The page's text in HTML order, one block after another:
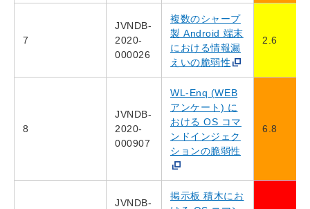
7
JVNDB-
2020-
000026
複数のシャープ
製 Android 端末
における情報漏
えいの脆弱性
2.6
8
JVNDB-
2020-
000907
WL-Enq (WEB
アンケート) に
おける OS コマ
ンドインジェク
ションの脆弱性
6.8
JVNDB-
掲示板 積木にお